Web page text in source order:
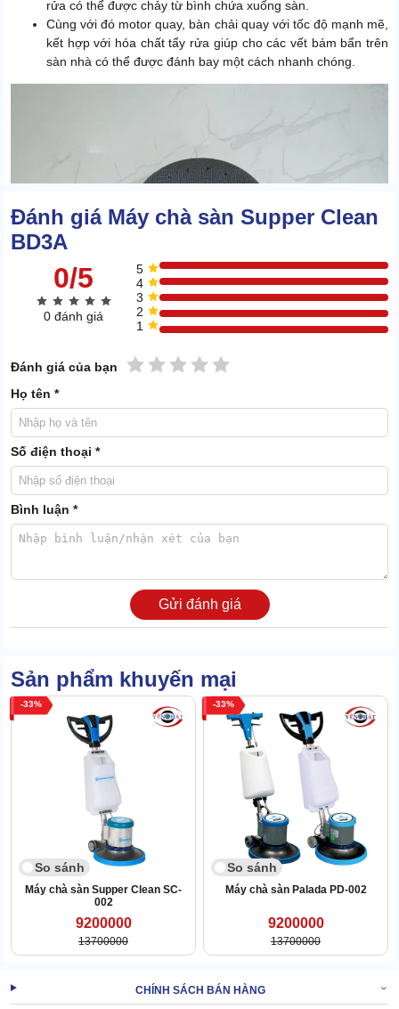
rửa có thể được chảy từ bình chứa xuống sàn.
Cùng với đó motor quay, bàn chải quay với tốc độ mạnh mẽ,
kết hợp với hóa chất tẩy rửa giúp cho các vết bám bẩn trên
sàn nhà có thể được đánh bay một cách nhanh chóng.
Bộ phụ kiện bàn chải chà sàn đi kèm với máy
Sản phẩm này có nhược điểm duy nhất là không có khả năng hút
nước dơ sau khi đánh rửa sàn nhà. Cho nên, khi thực hiện công
việc vệ sinh, yêu cầu người dùng cần phải trang bị thêm cho mình
quá trình chà rửa.
Đánh giá Máy chà sàn Supper Clean
BD3A
0/5
0 đánh giá
5
4
3
2
1
Đánh giá của bạn 5 sao
4 sao
3 sao
2 sao
1 sao
Họ tên *
Số điện thoại *
Bình luận *
Gửi đánh giá
Sản phẩm khuyến mại
33
So sánh
Máy chà sàn Supper Clean SC-
002
9200000
13700000
33
So sánh
Máy chà sàn Palada PD-002
9200000
13700000
CHÍNH SÁCH BÁN HÀNG